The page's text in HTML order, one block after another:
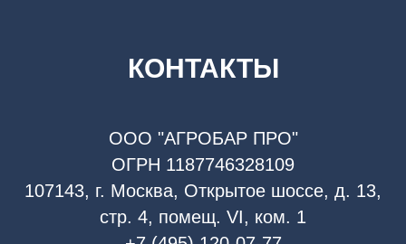
КОНТАКТЫ
ООО "АГРОБАР ПРО"
ОГРН 1187746328109
107143, г. Москва, Открытое шоссе, д. 13,
стр. 4, помещ. VI, ком. 1